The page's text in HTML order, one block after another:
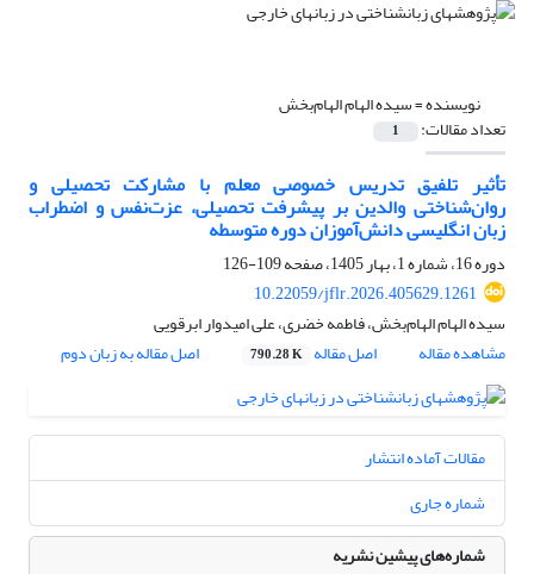
نویسنده =سیده الهام الهام‌بخش
تعداد مقالات: 1
تأثیر تلفیق تدریس خصوصی معلم با مشارکت تحصیلی و
روان‌شناختی والدین بر پیشرفت تحصیلی، عزت‌نفس و اضطراب
زبان انگلیسی دانش‌آموزان دوره متوسطه
دوره 16، شماره 1، بهار 1405، صفحه
109-126
10.22059/jflr.2026.405629.1261
سیده الهام الهام‌بخش، فاطمه خضری، علی امیدوار ابرقویی
مشاهده مقاله
اصل مقاله 790.28 K اصل مقاله به زبان دوم
مقالات آماده انتشار
شماره جاری
شماره‌های پیشین نشریه